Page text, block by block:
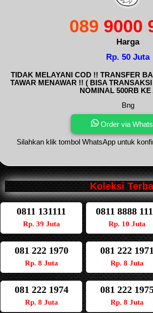
089 9000
Harga
Rp. 50 Juta
TIDAK MELAYANI COD !! TRANSFER
TAWAR MENAWAR !! ( BISA
NOMINAL 500RB KE
Bng
Order via
Silahkan klik tombol WhatsApp untuk
Koleksi
0811 131111
Rp. 39 Juta
0811 8888
Rp. 10 Juta
081 222 1970
Rp. 8 Juta
081 222 1971
Rp. 8 Juta
081 222 1974
Rp. 8 Juta
081 222
Rp. 8 Juta